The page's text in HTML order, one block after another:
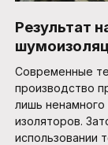
Результат
Современные
производство
лишь
изоляторов.
использовании